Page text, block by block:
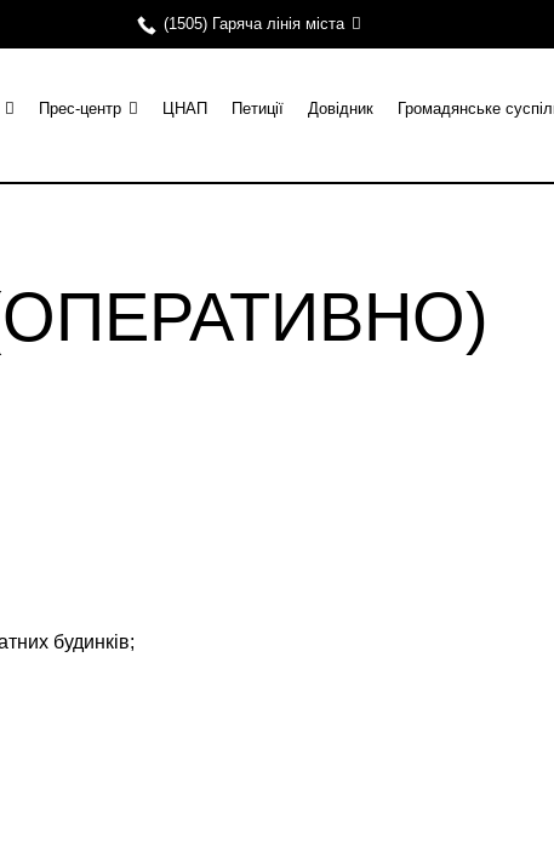
(1505) Гаряча лінія міста
Прес-центр ЦНАП Петиції Довідник Громадянське
(ОПЕРАТИВНО)
будинків;